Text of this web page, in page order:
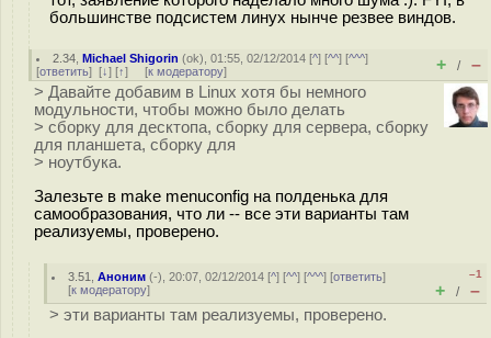
большинстве подсистем линух нынче резвее виндов.
2.34 ,Michael Shigorin (ok), 01:55, 02/12/2014 [^] [^^] [^^^]
[ответить] [↓] [↑] [к модератору] + / –
> Давайте добавим в Linux хотя бы немного
модульности, чтобы можно было делать
> сборку для десктопа, сборку для сервера, сборку
для планшета, сборку для
> ноутбука.
Залезьте в make menuconfig на полденька для
самообразования, что ли -- все эти варианты там
реализуемы, проверено.
3.51 ,Аноним (-), 20:07, 02/12/2014 [^] [^^] [^^^] [ответить]
[к модератору]
–1
+ / –
> эти варианты там реализуемы, проверено.